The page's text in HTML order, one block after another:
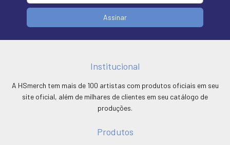
Institucional
A HSmerch tem mais de 100 artistas com produtos oficiais em seu
site oficial, além de milhares de clientes em seu catálogo de
produções.
Produtos